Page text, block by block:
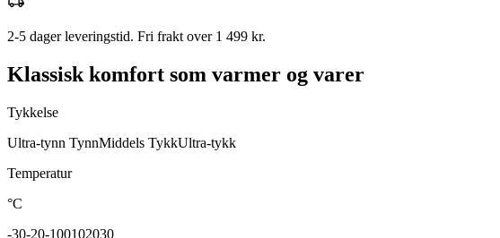
2-5 dager leveringstid. Fri frakt over 1 499 kr.
Klassisk komfort som varmer og varer
Tykkelse
Ultra-tynn TynnMiddels TykkUltra-tykk
Temperatur
°C
-30-20-100102030